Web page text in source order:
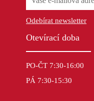
Odebírat newsletter
Otevírací doba
PO-ČT 7:30-16:00
PÁ 7:30-15:30